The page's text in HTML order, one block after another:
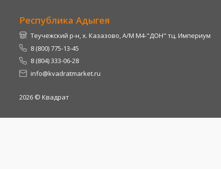
Республика Адыгея
Теучежский р-н, х. Казазово, А/М М4-"ДОН" тц. Империум
8 (800) 775-13-45
8 (804) 333-06-28
info@kvadratmarket.ru
2026 © Квадрат